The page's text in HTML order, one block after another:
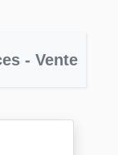
- Vente